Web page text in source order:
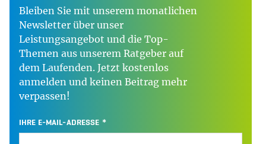
Bleiben Sie mit unserem monatlichen
Newsletter über unser
Leistungsangebot und die Top-
Themen aus unserem Ratgeber auf
dem Laufenden. Jetzt kostenlos
anmelden und keinen Beitrag mehr
verpassen!
IHRE E-MAIL-ADRESSE